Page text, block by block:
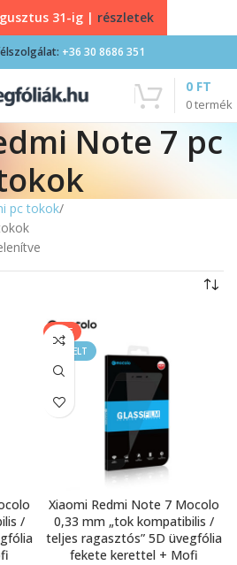
+36 30 8686 351
0termék
0 FT
Note 7 pc
pc tokok
/
SALE
KIEMELT
Xiaomi Redmi Note 7 Mocolo
0,33 mm „tok kompatibilis /
teljes ragasztós” 5D üvegfólia
fekete kerettel + Mofi
31-ig | részletek